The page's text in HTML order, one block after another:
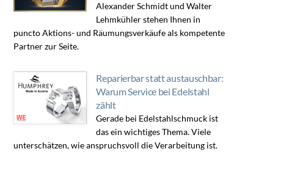
Alexander Schmidt und Walter
Lehmkühler stehen Ihnen in
puncto Aktions- und Räumungsverkäufe als kompetente
Partner zur Seite.
Reparierbar statt austauschbar:
Warum Service bei Edelstahl
zählt
Gerade bei Edelstahlschmuck ist
das ein wichtiges Thema. Viele
unterschätzen, wie anspruchsvoll die Verarbeitung ist.